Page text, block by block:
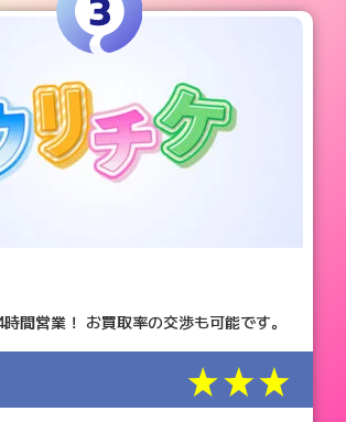
間営業！ お買取率の交渉も可能です。